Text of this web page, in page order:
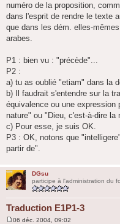
numéro de la proposition,
dans l'esprit de rendre le texte
que dans les dém. elles-
arabes.
P1 : bien vu : "précède"...
P2 :
a) tu as oublié "etiam" dans la
b) Il faudrait s'entendre sur la
équivalence ou une
nature" ou "Dieu, c'est-à-dire la
c) Pour esse, je suis OK.
P3 : OK, notons que
partir de".
DGsu
participe à l'administration du
Traduction E1P1-3
06 déc. 2004, 09:02